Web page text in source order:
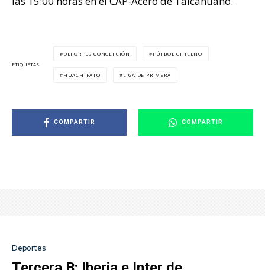
ETIQUETAS
DEPORTES CONCEPCIÓN FÚTBOL CHILENO
HUACHIPATO LIGA DE PRIMERA
COMPARTIR COMPARTIR
Deportes